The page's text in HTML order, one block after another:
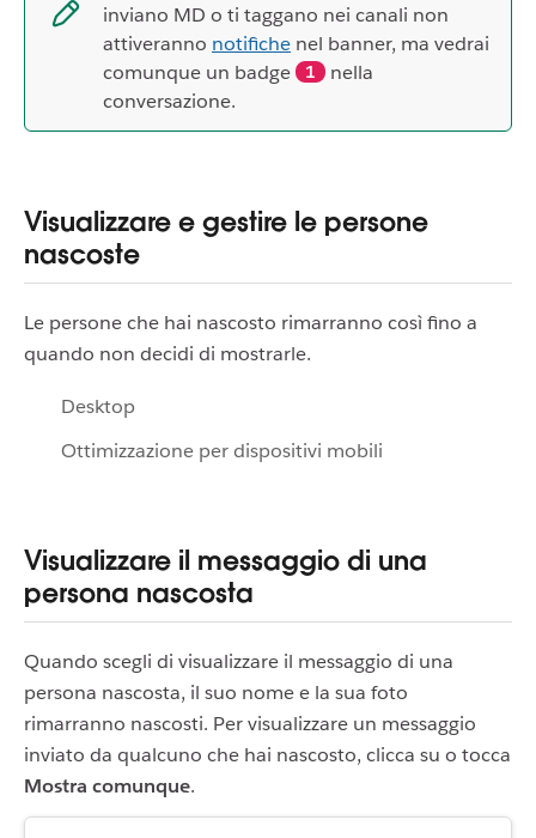
inviano MD o ti taggano nei canali non
attiveranno notifiche nel banner, ma vedrai
comunque un badge
1
nella
conversazione.
Visualizzare e gestire le persone
nascoste
Le persone che hai nascosto rimarranno così fino a
quando non decidi di mostrarle.
Desktop
Ottimizzazione per dispositivi mobili
Visualizzare il messaggio di una
persona nascosta
Quando scegli di visualizzare il messaggio di una
persona nascosta, il suo nome e la sua foto
rimarranno nascosti. Per visualizzare un messaggio
inviato da qualcuno che hai nascosto, clicca su o tocca
Mostra comunque.